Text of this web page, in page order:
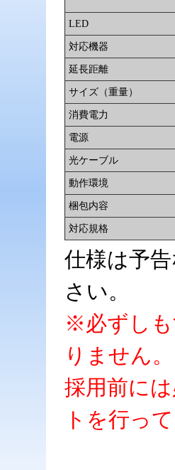
LED
対応機器
延長距離
サイズ（重量）
消費電力
電源
光ケーブル
動作環境
梱包内容
対応規格
仕様は予
さい。
※必ずしも
りません。
採用前に
トを行っ